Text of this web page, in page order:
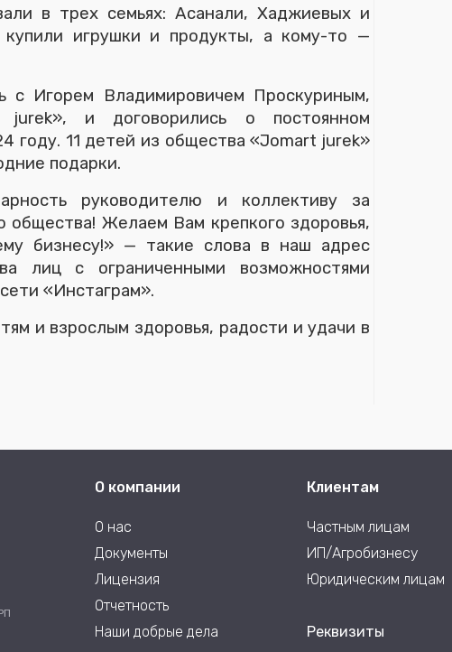
в трех семьях: Асанали, Хаджиевых и
игрушки и продукты, а кому-то —
с Игорем Владимировичем Проскуриным,
jurek», и договорились о постоянном
году. 11 детей из общества «Jomart jurek»
подарки.
руководителю и коллективу за
общества! Желаем Вам крепкого здоровья,
бизнесу!» — такие слова в наш адрес
лиц с ограниченными возможностями
«Инстаграм».
и взрослым здоровья, радости и удачи в
О компании
О нас
Документы
Лицензия
Отчетность
Наши добрые дела
Клиентам
Частным лицам
ИП/Агробизнесу
Юридическим лицам
Реквизиты